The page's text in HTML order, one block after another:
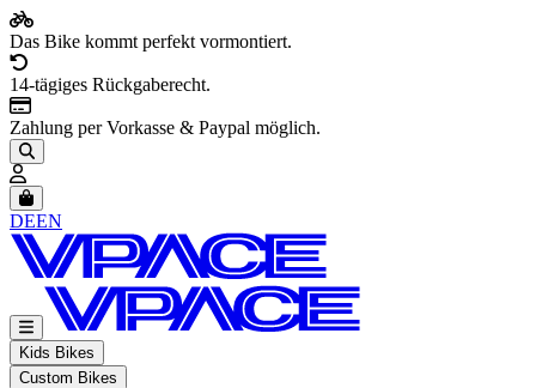
Das Bike kommt perfekt vormontiert.
14-tägiges Rückgaberecht.
Zahlung per Vorkasse & Paypal möglich.
Artikel im Warenkorb, Warenkorb anzeigen
DEEN
Kids Bikes
Custom Bikes